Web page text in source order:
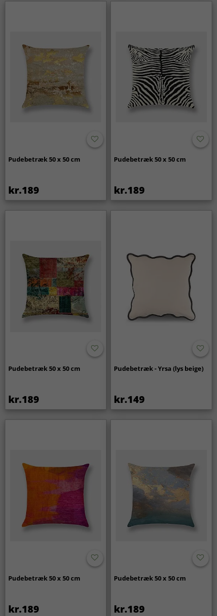
Pudebetræk 50 x 50 cm
kr.189
Pudebetræk 50 x 50 cm
kr.189
Pudebetræk 50 x 50 cm
kr.189
Pudebetræk - Yrsa (lys beige)
kr.149
Pudebetræk 50 x 50 cm
kr.189
Pudebetræk 50 x 50 cm
kr.189